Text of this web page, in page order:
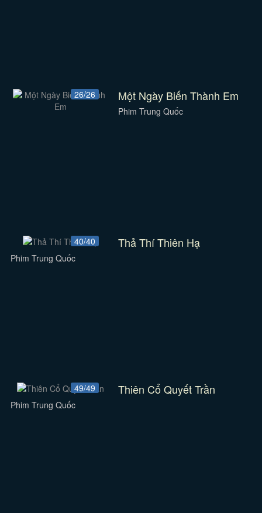
26/26 Một Ngày Biến Thành Em
Phim Trung Quốc
40/40 Thả Thí Thiên Hạ
Phim Trung Quốc
49/49 Thiên Cổ Quyết Trần
Phim Trung Quốc